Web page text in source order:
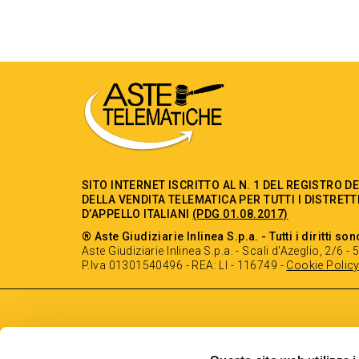
SITO INTERNET ISCRITTO AL N. 1 DEL REGISTRO
DELLA VENDITA TELEMATICA PER TUTTI I
D’APPELLO ITALIANI (PDG 01.08.2017)
® Aste Giudiziarie Inlinea S.p.a. - Tutti i diritti
Aste Giudiziarie Inlinea S.p.a. - Scali d'Azeglio, 2/6 -
P.Iva 01301540496 - REA: LI - 116749 - Cookie Policy